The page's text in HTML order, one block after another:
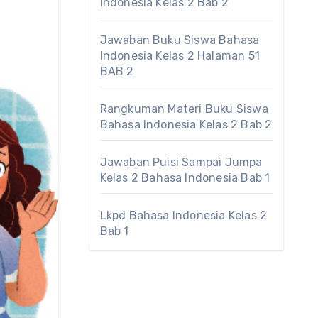
Jawaban Buku Siswa Bahasa
Indonesia Kelas 2 Halaman 51
BAB 2
Rangkuman Materi Buku Siswa
Bahasa Indonesia Kelas 2 Bab 2
Jawaban Puisi Sampai Jumpa
Kelas 2 Bahasa Indonesia Bab 1
Lkpd Bahasa Indonesia Kelas 2
Bab 1